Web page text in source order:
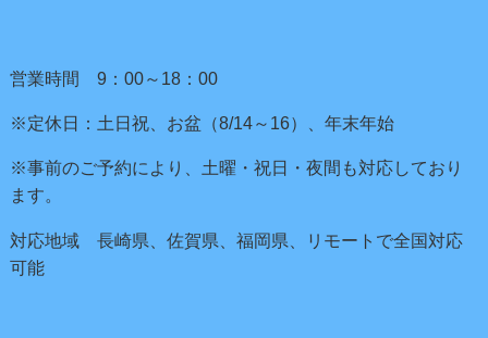
営業時間 9：00～18：00
※定休日：土日祝、お盆（8/14～16）、年末年始
※事前のご予約により、土曜・祝日・夜間も対応しており
ます。
対応地域 長崎県、佐賀県、福岡県、リモートで全国対応
可能